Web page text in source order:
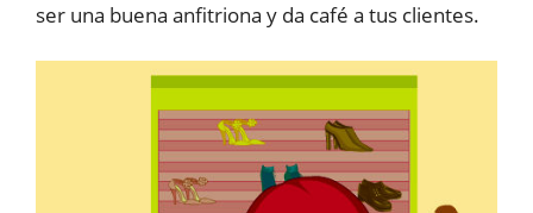
ser una buena anfitriona y da café a tus clientes.